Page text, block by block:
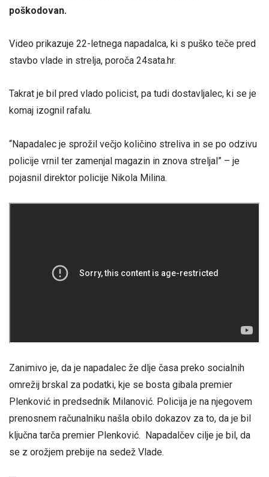
poškodovan.
Video prikazuje 22-letnega napadalca, ki s puško teče pred
stavbo vlade in strelja, poroča 24sata.hr.
Takrat je bil pred vlado policist, pa tudi dostavljalec, ki se je
komaj izognil rafalu.
“Napadalec je sprožil večjo količino streliva in se po odzivu
policije vrnil ter zamenjal magazin in znova streljal” – je
pojasnil direktor policije Nikola Milina.
Zanimivo je, da je napadalec že dlje časa preko socialnih
omrežij brskal za podatki, kje se bosta gibala premier
Plenković in predsednik Milanović. Policija je na njegovem
prenosnem računalniku našla obilo dokazov za to, da je bil
ključna tarča premier Plenković. Napadalčev cilje je bil, da
se z orožjem prebije na sedež Vlade.